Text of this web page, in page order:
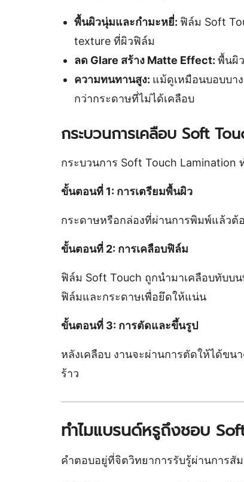
พื้นผิวนุ่มและกำมะหยี่: ฟิล์ม Soft
texture ที่ผิวฟิล์ม
ลด Glare สร้าง Matte Effect: พื้นผิ
ความทนทานสูง: แม้ดูเหมือนบอบบา
กว่ากระดาษที่ไม่ได้เคลือบ
กระบวนการเคลือบ Soft
กระบวนการ Soft Touch Lamination
ขั้นตอนที่ 1: การเตรียมพื้นผิว
กระดาษหรือกล่องที่ผ่านการพิมพ์แล้ว
ขั้นตอนที่ 2: การเคลือบฟิล์ม
ฟิล์ม Soft Touch ถูกนำมาเคลือบทับบ
ฟิล์มและกระดาษเพื่อยึดให้แน่น
ขั้นตอนที่ 3: การตัดและขึ้นรูป
หลังเคลือบ งานจะผ่านการตัดให้ได้ข
ร้าว
ทำไมแบรนด์หรูถึงชอบ
คำตอบอยู่ที่จิตวิทยาการรับรู้ผ่านการ